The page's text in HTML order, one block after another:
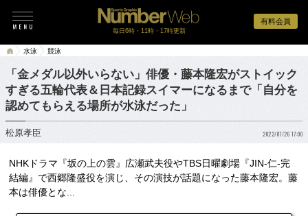
有料会員
毎日6時・11時・17時更新
水泳 競泳
「金メダル以外いらない」俳優・藤本隆宏がストイック
すぎる五輪代表＆日本記録スイマーになるまで「自分を
認めてもらえる場所が水泳だった」
松原孝臣 2022/07/26 17:00
NHKドラマ『坂の上の雲』広瀬武夫役やTBS日曜劇場『JIN-仁-完
結編』で西郷隆盛役を演じ、その演技が話題になった藤本隆宏。藤
本は俳優とな...